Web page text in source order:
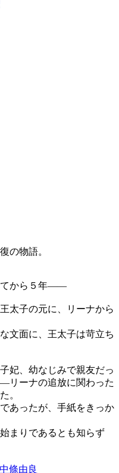
の物語。
てから５年――
太子の元に、リーナから
文面に、王太子は苛立ち
妃、幼なじみで親友だっ
リーナの追放に関わった
。
あったが、手紙をきっか
まりであるとも知らず
中條由良